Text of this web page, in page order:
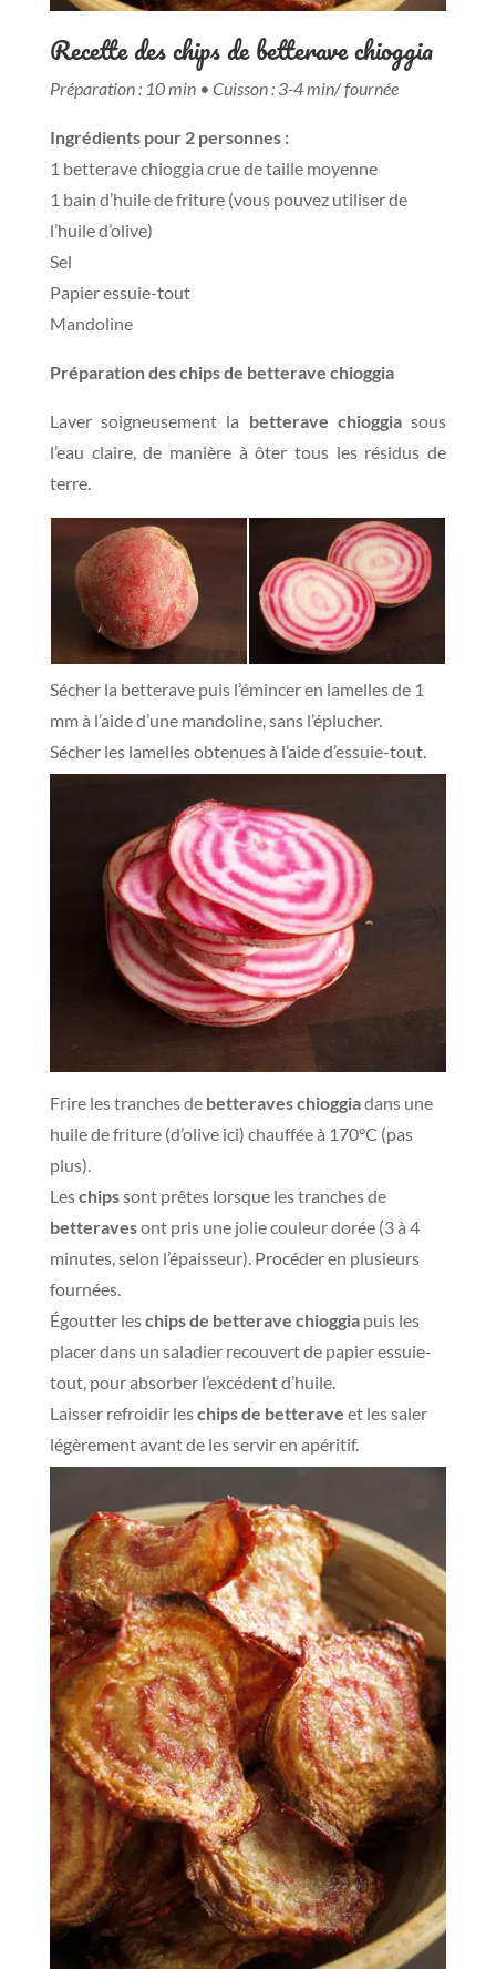
Recette des chips de betterave chioggia
Préparation : 10 min • Cuisson : 3-4 min/ fournée
Ingrédients pour 2 personnes :
1 betterave chioggia crue de taille moyenne
1 bain d’huile de friture (vous pouvez utiliser de
l’huile d’olive)
Sel
Papier essuie-tout
Mandoline
Préparation des chips de betterave chioggia
Laver soigneusement la betterave chioggiasous
l’eau claire, de manière à ôter tous les résidus de
terre.
Sécher la betterave puis l’émincer en lamelles de 1
mm à l’aide d’une mandoline, sans l’éplucher.
Sécher les lamelles obtenues à l’aide d’essuie-tout.
Frire les tranches de betteraves chioggiadans une
huile de friture (d’olive ici) chauffée à 170°C (pas
plus).
Leschipssont prêtes lorsque les tranches de
betteravesont pris une jolie couleur dorée (3 à 4
minutes, selon l’épaisseur). Procéder en plusieurs
fournées.
Égoutter leschips de betterave chioggiapuis les
placer dans un saladier recouvert de papier essuie-
tout, pour absorber l’excédent d’huile.
Laisser refroidir leschips de betterave et les saler
légèrement avant de les servir en apéritif.